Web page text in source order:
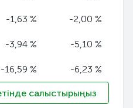
-1,63 % -2,00 %
-3,94 % -5,10 %
-16,59 % -6,23 %
салыстырыңыз